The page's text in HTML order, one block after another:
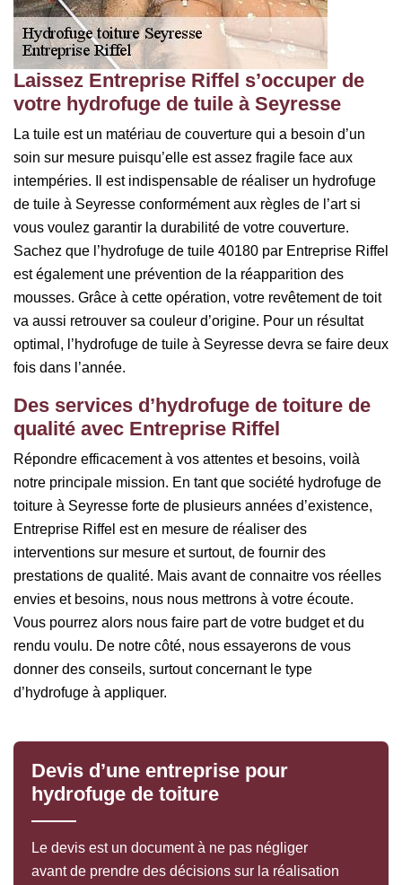
Laissez Entreprise Riffel s’occuper de
votre hydrofuge de tuile à Seyresse
La tuile est un matériau de couverture qui a besoin d’un
soin sur mesure puisqu’elle est assez fragile face aux
intempéries. Il est indispensable de réaliser un hydrofuge
de tuile à Seyresse conformément aux règles de l’art si
vous voulez garantir la durabilité de votre couverture.
Sachez que l’hydrofuge de tuile 40180 par Entreprise Riffel
est également une prévention de la réapparition des
mousses. Grâce à cette opération, votre revêtement de toit
va aussi retrouver sa couleur d’origine. Pour un résultat
optimal, l’hydrofuge de tuile à Seyresse devra se faire deux
fois dans l’année.
Des services d’hydrofuge de toiture de
qualité avec Entreprise Riffel
Répondre efficacement à vos attentes et besoins, voilà
notre principale mission. En tant que société hydrofuge de
toiture à Seyresse forte de plusieurs années d’existence,
Entreprise Riffel est en mesure de réaliser des
interventions sur mesure et surtout, de fournir des
prestations de qualité. Mais avant de connaitre vos réelles
envies et besoins, nous nous mettrons à votre écoute.
Vous pourrez alors nous faire part de votre budget et du
rendu voulu. De notre côté, nous essayerons de vous
donner des conseils, surtout concernant le type
d’hydrofuge à appliquer.
Devis d’une entreprise pour
hydrofuge de toiture
Le devis est un document à ne pas négliger
avant de prendre des décisions sur la réalisation